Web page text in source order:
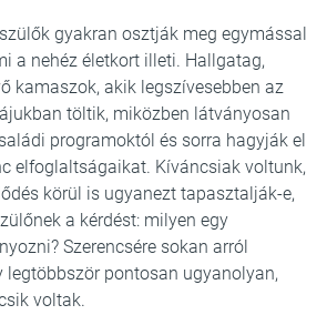
gyakran osztják meg egymással
a nehéz életkort illeti. Hallgatag,
kamaszok, akik legszívesebben az
töltik, miközben látványosan
programoktól és sorra hagyják el
elfoglaltságaikat. Kíváncsiak voltunk,
körül is ugyanezt tapasztalják-e,
a kérdést: milyen egy
Szerencsére sokan arról
legtöbbször pontosan ugyanolyan,
voltak.